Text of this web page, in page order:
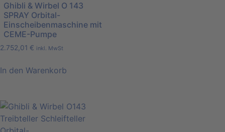
Ghibli & Wirbel O 143
SPRAY Orbital-
Einscheibenmaschine mit
CEME-Pumpe
2.752,01 € inkl. MwSt
In den Warenkorb